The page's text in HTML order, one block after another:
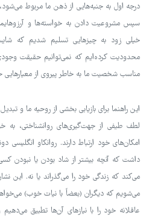
درجه اول به جنبه‌هایی از ذهن ما مربوط
سپس مشروعیت دادن به خواسته‌ها و
خیلی زود به چیزهایی تسلیم شدیم که
محدودیت کرده‌ایم که نمی‌توانیم حقیقت
مناسب شخصیت‌ ما به خاطر پیروی از معیارهایی
این راهنما برای بازیابی بخشی از روحیه ما و
لطف طیفی از جهت‌گیری‌های روانشناختی، به
داشت که آنچه بیشتر از شاد بودن یا نبودن
می‌کند که زندگی خود را می‌گذراند یا نه. این
می‌شویم که دیگران (بعضاً با نیات خوب)
عاقلانه خود را با نیازهای آن‌ها تطبیق